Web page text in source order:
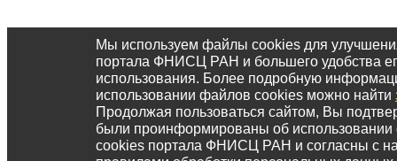
Мы используем файлы cookies для
портала ФНИСЦ РАН и большего удобства
использования. Более подробную
использовании файлов cookies можно найти
Продолжая пользоваться сайтом, Вы
были проинформированы об
cookies портала ФНИСЦ РАН и согласны с